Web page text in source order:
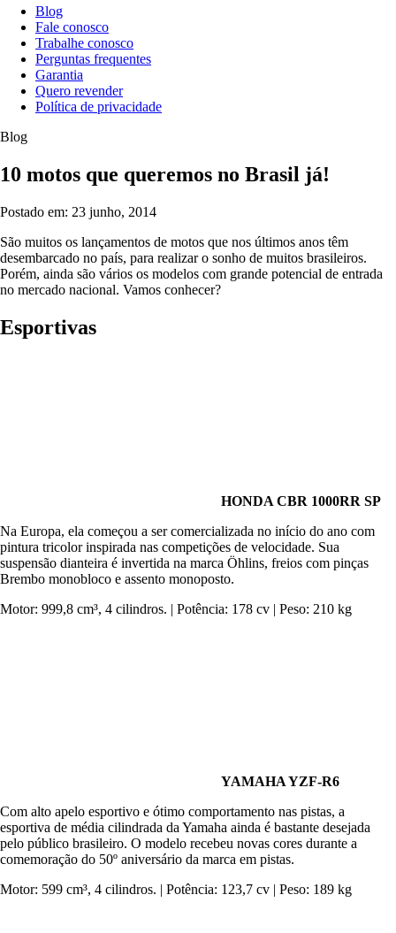
Blog
Fale conosco
Trabalhe conosco
Perguntas frequentes
Garantia
Quero revender
Política de privacidade
Blog
10 motos que queremos no Brasil já!
Postado em: 23 junho, 2014
São muitos os lançamentos de motos que nos últimos anos têm
desembarcado no país, para realizar o sonho de muitos brasileiros.
Porém, ainda são vários os modelos com grande potencial de entrada
no mercado nacional. Vamos conhecer?
Esportivas
HONDA CBR 1000RR SP
Na Europa, ela começou a ser comercializada no início do ano com
pintura tricolor inspirada nas competições de velocidade. Sua
suspensão dianteira é invertida na marca Öhlins, freios com pinças
Brembo monobloco e assento monoposto.
Motor: 999,8 cm³, 4 cilindros. | Potência: 178 cv | Peso: 210 kg
YAMAHA YZF-R6
Com alto apelo esportivo e ótimo comportamento nas pistas, a
esportiva de média cilindrada da Yamaha ainda é bastante desejada
pelo público brasileiro. O modelo recebeu novas cores durante a
comemoração do 50º aniversário da marca em pistas.
Motor: 599 cm³, 4 cilindros. | Potência: 123,7 cv | Peso: 189 kg